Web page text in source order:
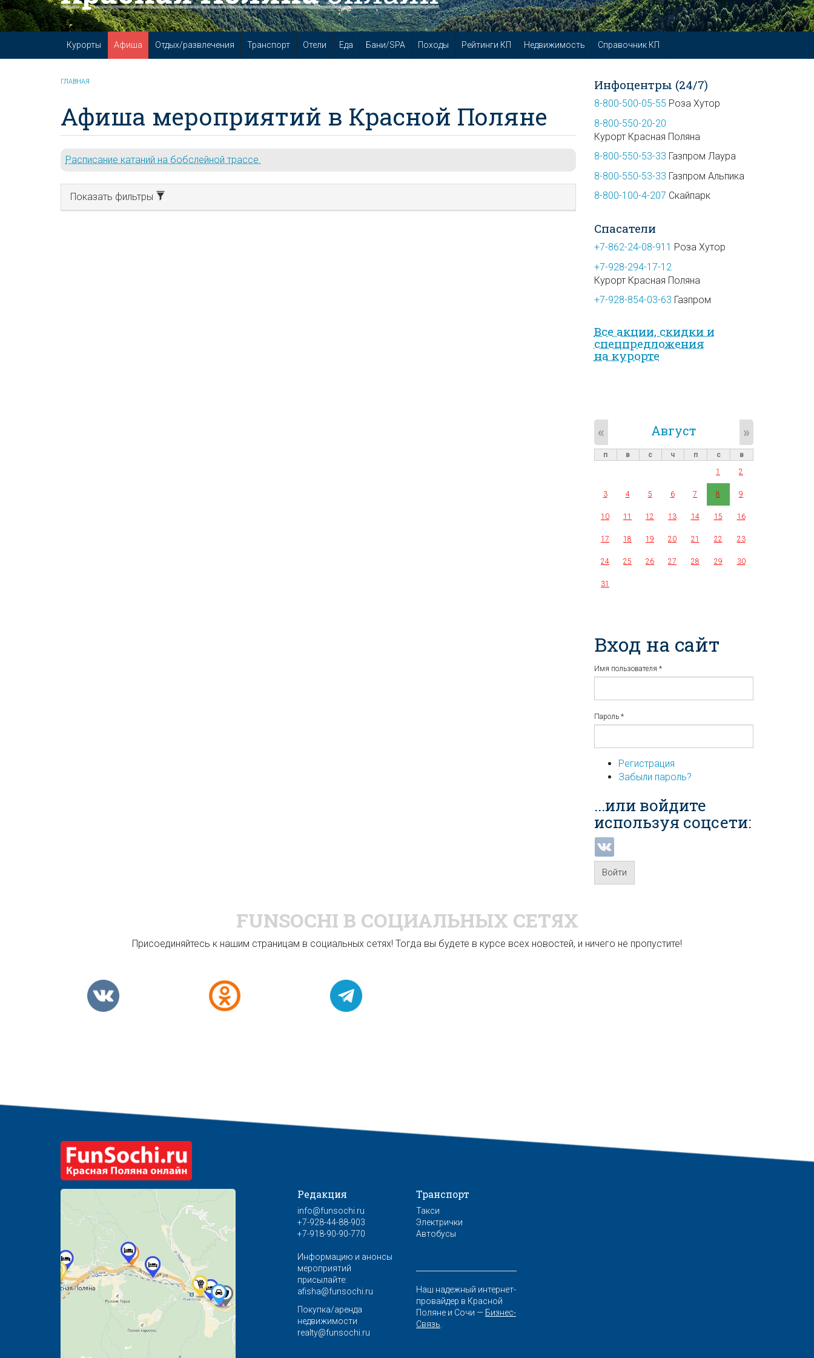
Курорты Афиша Отдых/развлечения Транспорт Отели Еда Бани/SPA Походы Рейтинги КП Недвижимость Справочник КП
ГЛАВНАЯ
Афиша мероприятий в Красной Поляне
Расписание катаний на бобслейной трассе.
Показать фильтры
Инфоцентры (24/7)
8-800-500-05-55 Роза Хутор
8-800-550-20-20
Курорт Красная Поляна
8-800-550-53-33 Газпром Лаура
8-800-550-53-33 Газпром Альпика
8-800-100-4-207 Скайпарк
Спасатели
+7-862-24-08-911 Роза Хутор
+7-928-294-17-12
Курорт Красная Поляна
+7-928-854-03-63 Газпром
Все акции, скидки и
спец­предложе­ния
на курорте
Август
« »
п в с ч п с
в
1
2
3 4 5 6 7 8 9
10 11 12 13 14 15 16
17 18 19 20 21 22 23
24 25 26 27 28 29 30
31
Вход на сайт
Имя пользователя *
Пароль *
Регистрация
Забыли пароль?
...или войдите
используя соцсети:
Войти
FUNSOCHI В СОЦИАЛЬНЫХ СЕТЯХ
Присоединяйтесь к нашим страницам в социальных сетях! Тогда вы будете в курсе всех новостей, и ничего не пропустите!
Редакция
info@funsochi.ru
+7-928-44-88-903
+7-918-90-90-770
Информацию и анонсы
мероприятий
присылайте:
afisha@funsochi.ru
Покупка/аренда
недвижимости
realty@funsochi.ru
Транспорт
Такси
Электрички
Автобусы
Наш надежный интернет-
провайдер в Красной
Поляне и Сочи — Бизнес-
Связь